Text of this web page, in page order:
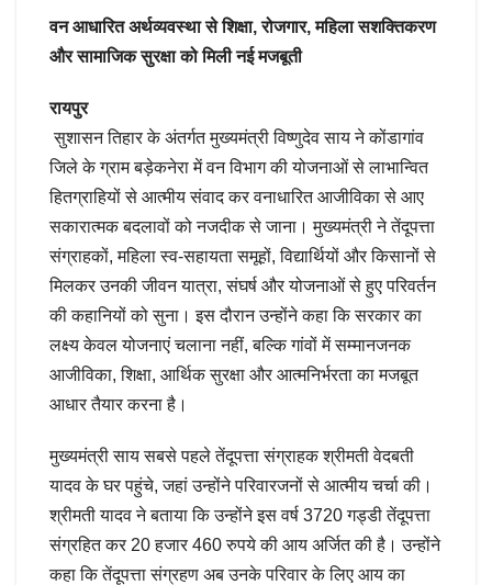
वन आधारित अर्थव्यवस्था से शिक्षा, रोजगार, महिला सशक्तिकरण
और सामाजिक सुरक्षा को मिली नई मजबूती
रायपुर
सुशासन तिहार के अंतर्गत मुख्यमंत्री विष्णुदेव साय ने कोंडागांव
जिले के ग्राम बड़ेकनेरा में वन विभाग की योजनाओं से लाभान्वित
हितग्राहियों से आत्मीय संवाद कर वनाधारित आजीविका से आए
सकारात्मक बदलावों को नजदीक से जाना। मुख्यमंत्री ने तेंदूपत्ता
संग्राहकों, महिला स्व-सहायता समूहों, विद्यार्थियों और किसानों से
मिलकर उनकी जीवन यात्रा, संघर्ष और योजनाओं से हुए परिवर्तन
की कहानियों को सुना। इस दौरान उन्होंने कहा कि सरकार का
लक्ष्य केवल योजनाएं चलाना नहीं, बल्कि गांवों में सम्मानजनक
आजीविका, शिक्षा, आर्थिक सुरक्षा और आत्मनिर्भरता का मजबूत
आधार तैयार करना है।
मुख्यमंत्री साय सबसे पहले तेंदूपत्ता संग्राहक श्रीमती वेदबती
यादव के घर पहुंचे, जहां उन्होंने परिवारजनों से आत्मीय चर्चा की।
श्रीमती यादव ने बताया कि उन्होंने इस वर्ष 3720 गड्डी तेंदूपत्ता
संग्रहित कर 20 हजार 460 रुपये की आय अर्जित की है। उन्होंने
कहा कि तेंदूपत्ता संग्रहण अब उनके परिवार के लिए आय का